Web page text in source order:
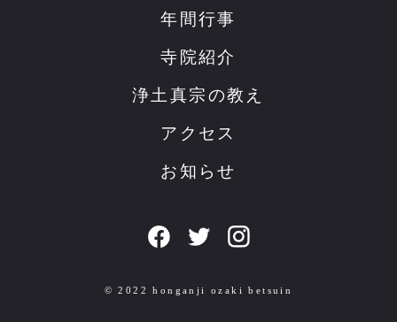
年間行事
寺院紹介
浄土真宗の教え
アクセス
お知らせ
© 2022 honganji ozaki betsuin